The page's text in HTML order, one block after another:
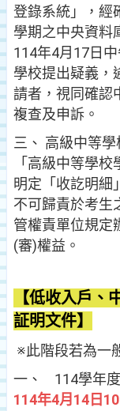
登錄系統」，經
學期之中央資料
114年4月17日
學校提出疑義，
請者，視同確認
複查及申訴。
三、 高級中等
「高級中等學
明定「收訖明細
不可歸責於考生
管權責單位規定
(審)權益。
【低收入戶
証明文件】
※此階段若為一
一、 114學年
114年4月14日